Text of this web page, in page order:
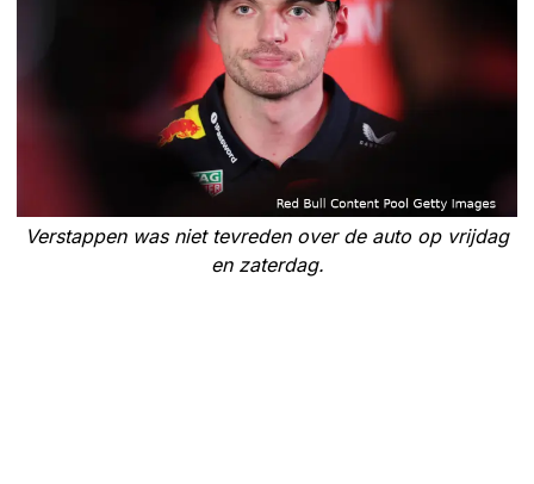
Verstappen was niet tevreden over de auto op vrijdag
en zaterdag.